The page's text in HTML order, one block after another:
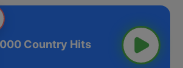
Country Hits